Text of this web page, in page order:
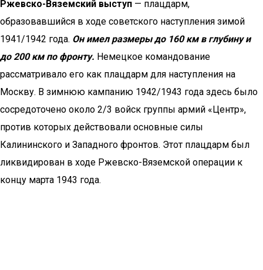
Ржевско-Вяземский выступ — плацдарм,
образовавшийся в ходе советского наступления зимой
1941/1942 года. Он имел размеры до 160 км в глубину и
до 200 км по фронту. Немецкое командование
рассматривало его как плацдарм для наступления на
Москву. В зимнюю кампанию 1942/1943 года здесь было
сосредоточено около 2/3 войск группы армий «Центр»,
против которых действовали основные силы
Калининского и Западного фронтов. Этот плацдарм был
ликвидирован в ходе Ржевско-Вяземской операции к
концу марта 1943 года.